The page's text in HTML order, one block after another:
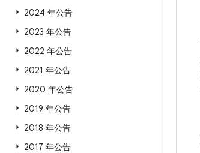
2024 年公告
2023 年公告
2022 年公告
2021 年公告
2020 年公告
2019 年公告
2018 年公告
2017 年公告